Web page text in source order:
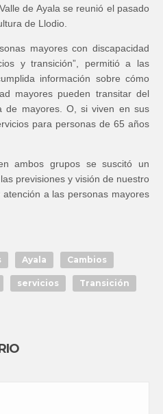
de Ayala se reunió el pasado
de Llodio.
mayores con discapacidad
y transición”, permitió a las
información sobre cómo
mayores pueden transitar del
de mayores. O, si viven en sus
para personas de 65 años
ambos grupos se suscitó un
previsiones y visión de nuestro
a las personas mayores
Ayala Cambios
servicios Transición